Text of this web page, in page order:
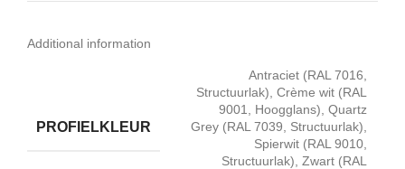
Additional information
PROFIELKLEUR
Antraciet (RAL 7016,
Structuurlak), Crème wit (RAL
9001, Hoogglans), Quartz
Grey (RAL 7039, Structuurlak),
Spierwit (RAL 9010,
Structuurlak), Zwart (RAL